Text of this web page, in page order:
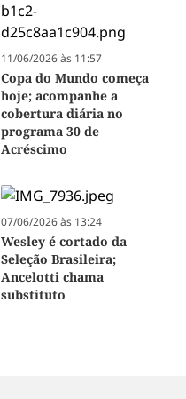
11/06/2026 às 11:57
Copa do Mundo começa
hoje; acompanhe a
cobertura diária no
programa 30 de
Acréscimo
07/06/2026 às 13:24
Wesley é cortado da
Seleção Brasileira;
Ancelotti chama
substituto